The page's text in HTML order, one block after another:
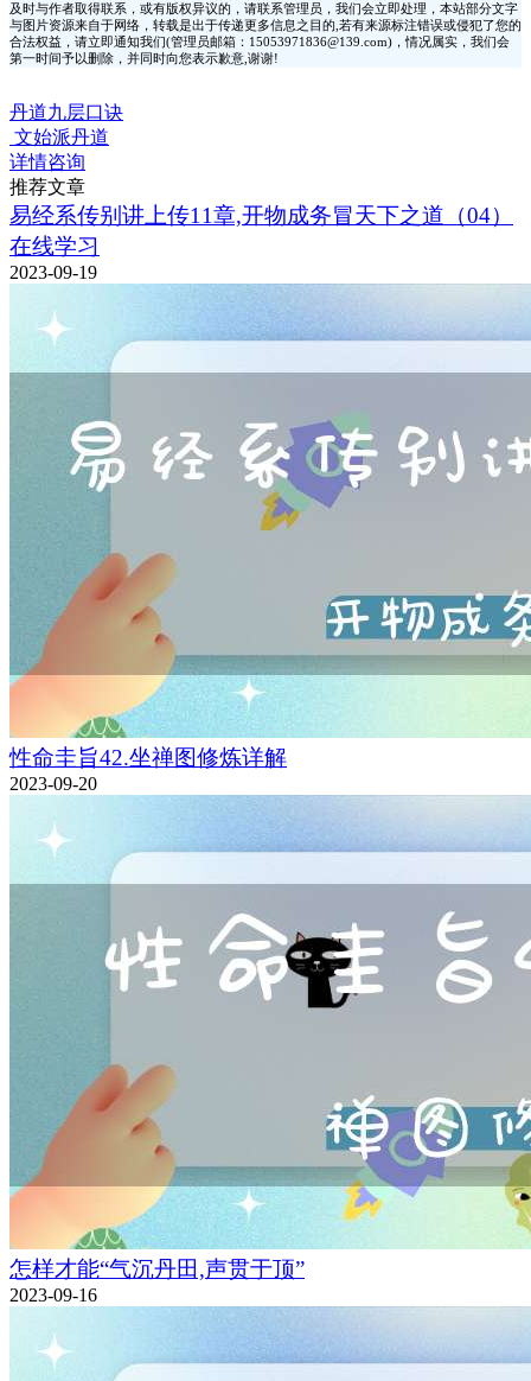
及时与作者取得联系，或有版权异议的，请联系管理员，我们会立即处理，本站部分文字
与图片资源来自于网络，转载是出于传递更多信息之目的,若有来源标注错误或侵犯了您的
合法权益，请立即通知我们(管理员邮箱：15053971836@139.com)，情况属实，我们会
第一时间予以删除，并同时向您表示歉意,谢谢!
丹道九层口诀
文始派丹道
详情咨询
推荐文章
易经系传别讲上传11章,开物成务冒天下之道（04）
在线学习
2023-09-19
性命圭旨42.坐禅图修炼详解
2023-09-20
怎样才能“气沉丹田,声贯于顶”
2023-09-16